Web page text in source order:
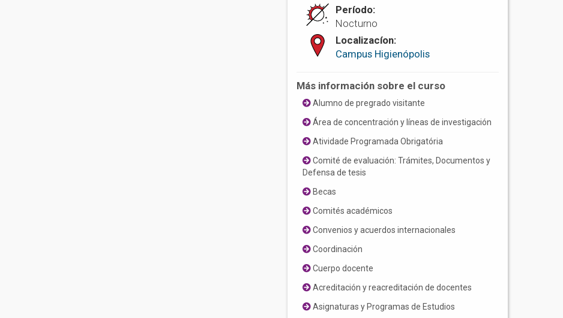
Período:
Nocturno
Localizacíon:
Campus Higienópolis
Más información sobre el curso
Alumno de pregrado visitante
Área de concentración y líneas de investigación
Atividade Programada Obrigatória
Comité de evaluación: Trámites, Documentos y
Defensa de tesis
Becas
Comités académicos
Convenios y acuerdos internacionales
Coordinación
Cuerpo docente
Acreditación y reacreditación de docentes
Asignaturas y Programas de Estudios